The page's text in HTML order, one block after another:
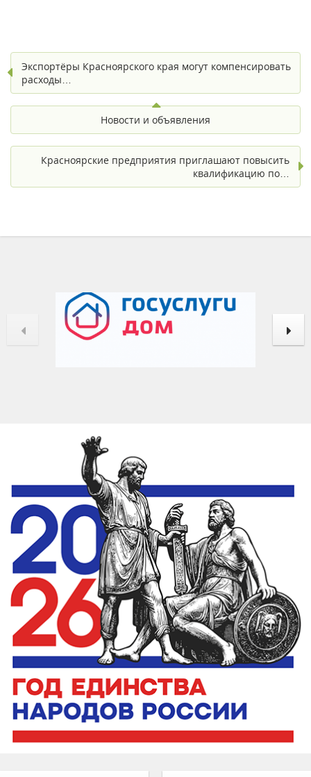
Экспортёры Красноярского края могут компенсировать
расходы…
Новости и объявления
Красноярские предприятия приглашают повысить
квалификацию по…